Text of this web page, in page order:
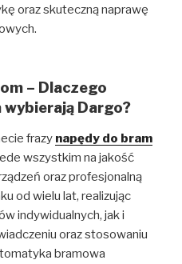
oraz skuteczną naprawę
– Dlaczego
wybierają Dargo?
frazy napędy do bram
wszystkim na jakość
oraz profesjonalną
od wielu lat, realizując
indywidualnych, jak i
oraz stosowaniu
bramowa